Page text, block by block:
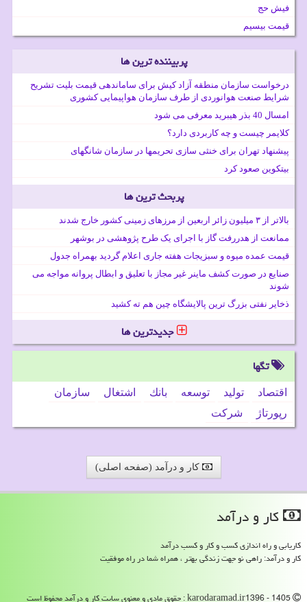
فیش حج
قیمت بیسیم
پربیننده ترین ها
درخواست سازمان منطقه آزاد کیش برای ساماندهی قیمت بلیت تشریح
شرایط صنعت هوانوردی از طرف سازمان هواپیمایی کشوری
امسال 40 بذر هیبرید معرفی می شود
کلایمر چیست و چه کاربردی دارد؟
پیشنهاد تهران برای خنثی سازی تحریمها در سازمان شانگهای
بیتکوین صعود کرد
پربحث ترین ها
بالاتر از ۳ میلیون زائر اربعین از مرزهای زمینی کشور خارج شدند
ممانعت از هدررفت گاز با اجرای یک طرح پژوهشی در بوشهر
قیمت عمده میوه و سبزیجات هفته جاری اعلام گردید بهمراه جدول
صنایع در صورت کشف ماینر غیر مجاز با تعلیق و ابطال پروانه مواجه می
شوند
ذخایر نفتی بزرگ ترین پالایشگاه چین هم ته کشید
جدیدترین ها
تگها
اقتصاد تولید توسعه بانك اشتغال
سازمان
رپورتاژ
شركت
کار و درآمد (صفحه اصلی)
كار و درآمد
کاریابی و راه اندازی کسب و کار و کسب درآمد
کار و درآمد: راهی نو جهت زندگی بهتر ، همراه شما در راه موفقیت